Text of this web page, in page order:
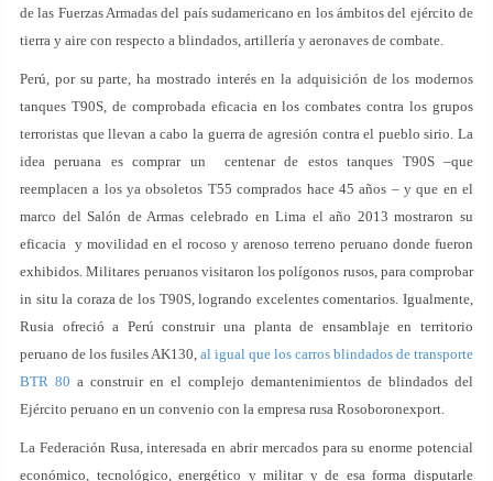
de las Fuerzas Armadas del país sudamericano en los ámbitos del ejército de
tierra y aire con respecto a blindados, artillería y aeronaves de combate.
Perú, por su parte, ha mostrado interés en la adquisición de los modernos
tanques T90S, de comprobada eficacia en los combates contra los grupos
terroristas que llevan a cabo la guerra de agresión contra el pueblo sirio. La
idea peruana es comprar un centenar de estos tanques T90S –que
reemplacen a los ya obsoletos T55 comprados hace 45 años – y que en el
marco del Salón de Armas celebrado en Lima el año 2013 mostraron su
eficacia y movilidad en el rocoso y arenoso terreno peruano donde fueron
exhibidos. Militares peruanos visitaron los polígonos rusos, para comprobar
in situ la coraza de los T90S, logrando excelentes comentarios. Igualmente,
Rusia ofreció a Perú construir una planta de ensamblaje en territorio
peruano de los fusiles AK130, al igual que los carros blindados de transporte
BTR 80 a construir en el complejo demantenimientos de blindados del
Ejército peruano en un convenio con la empresa rusa Rosoboronexport.
La Federación Rusa, interesada en abrir mercados para su enorme potencial
económico, tecnológico, energético y militar y de esa forma disputarle